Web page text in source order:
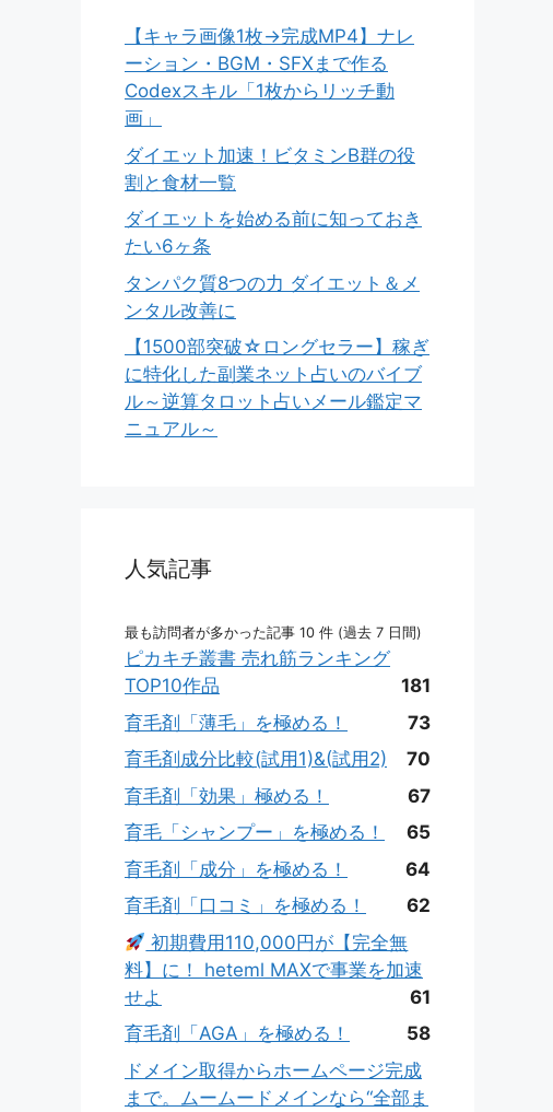
【キャラ画像1枚→完成MP4】ナレ
ーション・BGM・SFXまで作る
Codexスキル「1枚からリッチ動
画」
ダイエット加速！ビタミンB群の役
割と食材一覧
ダイエットを始める前に知っておき
たい6ヶ条
タンパク質8つの力 ダイエット＆メ
ンタル改善に
【1500部突破☆ロングセラー】稼ぎ
に特化した副業ネット占いのバイブ
ル～逆算タロット占いメール鑑定マ
ニュアル～
人気記事
最も訪問者が多かった記事 10 件 (過去 7 日間)
ピカキチ叢書 売れ筋ランキング
TOP10作品
181
育毛剤「薄毛」を極める！
73
育毛剤成分比較(試用1)&(試用2)
70
育毛剤「効果」極める！
67
育毛「シャンプー」を極める！
65
育毛剤「成分」を極める！
64
育毛剤「口コミ」を極める！
62
初期費用110,000円が【完全無
料】に！ heteml MAXで事業を加速
せよ
61
育毛剤「AGA」を極める！
58
ドメイン取得からホームページ完成
まで。ムームードメインなら“全部ま